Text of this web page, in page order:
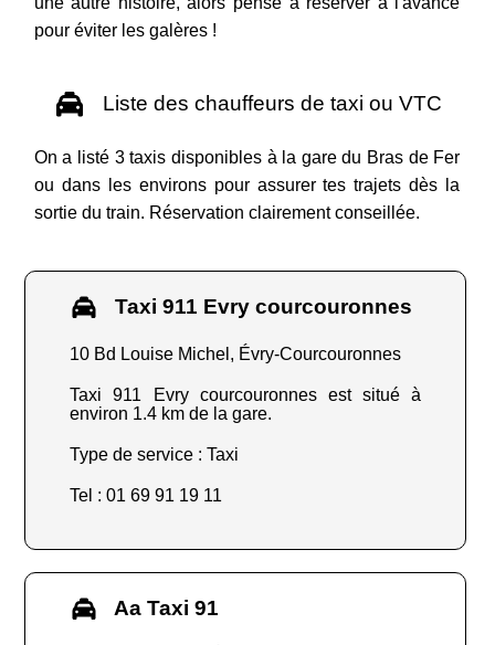
pour éviter les galères !
Liste des chauffeurs de taxi ou VTC
On a listé 3 taxis disponibles à la gare du Bras de Fer
ou dans les environs pour assurer tes trajets dès la
sortie du train. Réservation clairement conseillée.
Taxi 911 Evry courcouronnes
10 Bd Louise Michel, Évry-Courcouronnes
Taxi 911 Evry courcouronnes est situé à
environ 1.4 km de la gare.
Type de service : Taxi
Tel : 01 69 91 19 11
Aa Taxi 91